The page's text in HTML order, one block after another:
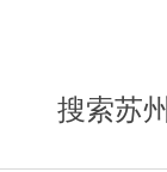
搜索苏州